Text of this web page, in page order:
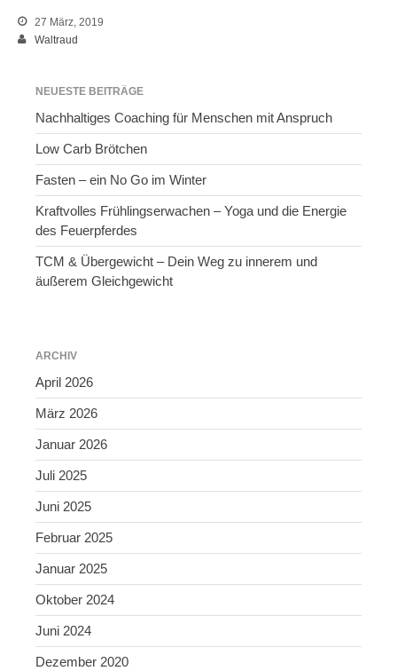
27 März, 2019
Waltraud
NEUESTE BEITRÄGE
Nachhaltiges Coaching für Menschen mit Anspruch
Low Carb Brötchen
Fasten – ein No Go im Winter
Kraftvolles Frühlingserwachen – Yoga und die Energie
des Feuerpferdes
TCM & Übergewicht – Dein Weg zu innerem und
äußerem Gleichgewicht
ARCHIV
April 2026
März 2026
Januar 2026
Juli 2025
Juni 2025
Februar 2025
Januar 2025
Oktober 2024
Juni 2024
Dezember 2020